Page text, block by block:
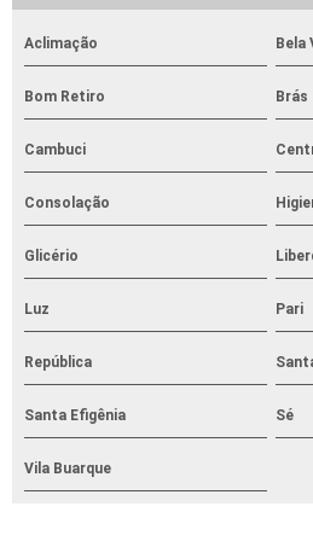
Aclimação Bela
Bom Retiro Brás
Cambuci
Consolação
Glicério
Luz Pari
República
Santa Efigênia Sé
Vila Buarque